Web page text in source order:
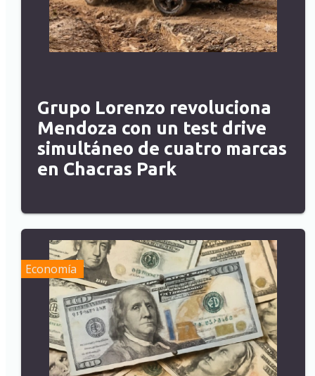
Grupo Lorenzo revoluciona
Mendoza con un test drive
simultáneo de cuatro marcas
en Chacras Park
Economía